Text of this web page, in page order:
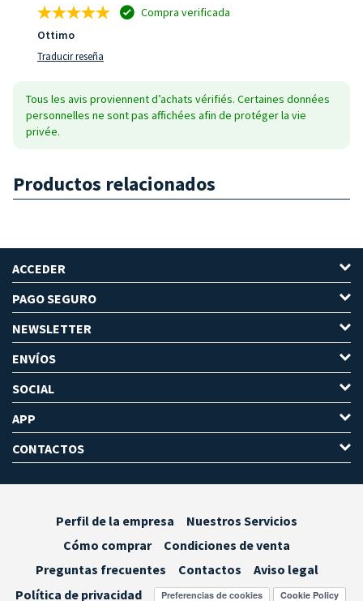
Compra verificada
Ottimo
Traducir reseña
Tous les avis proviennent d’achats vérifiés. Certaines données
personnelles ne sont pas affichées afin de protéger la vie
privée.
Productos relacionados
ACCEDER
PAGO SEGURO
NEWSLETTER
ENVÍOS
SOCIAL
APP
CONTACTOS
Perfil de la empresa
Nuestros Servicios
Cómo comprar
Condiciones de venta
Preguntas frecuentes
Contactos
Aviso legal
Política de privacidad
Preferencias de cookies